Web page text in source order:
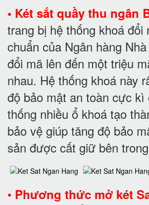
• Két sắt quầy thu ngân
trang bị hệ thống khoá đổi
chuẩn của Ngân hàng
đổi mã lên đến một triệu
nhau. Hệ thống khoá này
độ bảo mật an toàn cực kì
thống nhiều ổ khoá tạo
bảo vệ giúp tăng độ bảo
sản được cất giữ bên
• Phương thức mở két